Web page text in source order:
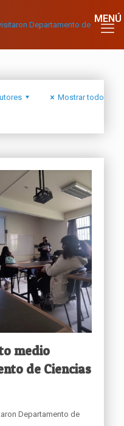
Mostrar todo
medio
de Ciencias
Departamento de